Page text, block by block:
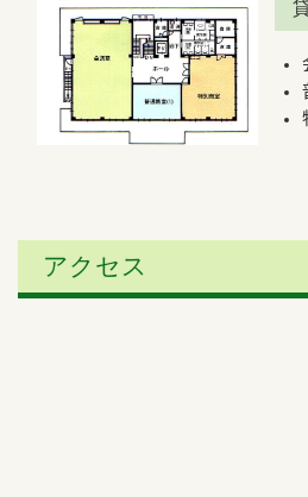
アクセス